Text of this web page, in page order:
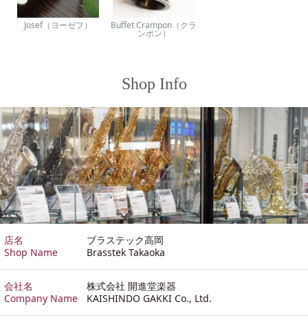
Josef（ヨーゼフ） Buffet Crampon（クラ
ンポン）
Shop Info
店名
Shop Name
ブラステック高岡
Brasstek Takaoka
会社名
Company Name
株式会社 開進堂楽器
KAISHINDO GAKKI Co., Ltd.